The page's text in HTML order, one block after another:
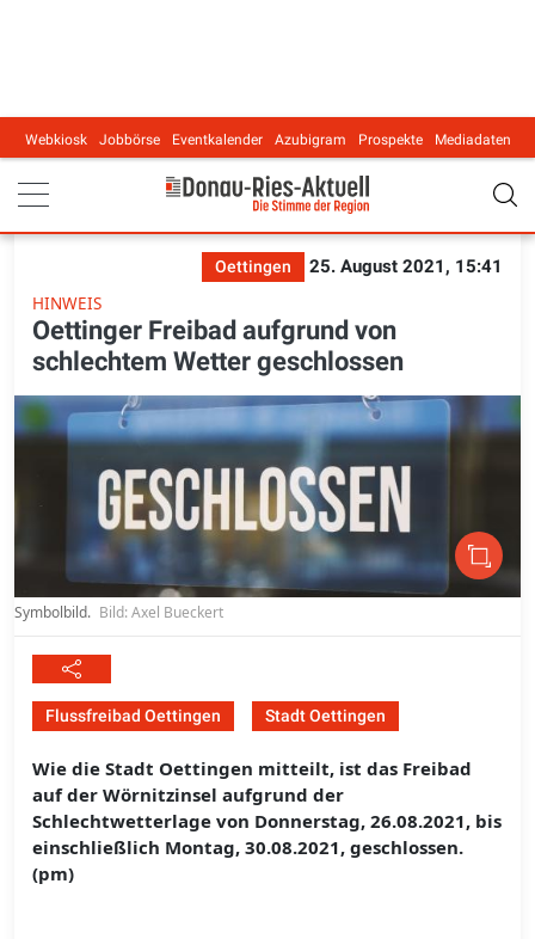
Main navigation
Webkiosk Jobbörse Eventkalender Azubigram Prospekte Mediadaten
Oettingen
25. August 2021, 15:41
HINWEIS
Oettinger Freibad aufgrund von
schlechtem Wetter geschlossen
Symbolbild. Bild: Axel Bueckert
Flussfreibad Oettingen Stadt Oettingen
Wie die Stadt Oettingen mitteilt, ist das Freibad
auf der Wörnitzinsel aufgrund der
Schlechtwetterlage von Donnerstag, 26.08.2021, bis
einschließlich Montag, 30.08.2021, geschlossen.
(pm)